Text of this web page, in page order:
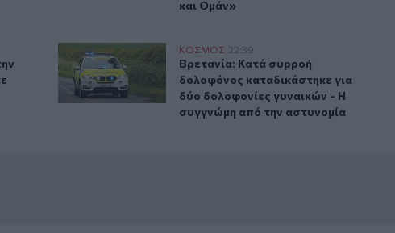
και Ομάν»
με μαχαίρι και τραυμάτισε δύο άτομα
Κύπρο: Μοναχός επιτέθηκε με μαχαίρι και τραυμάτισε δύο
Βρετανία: Κατά συρροή δολοφόνος καταδικάστηκε
ΚΟΣΜΟΣ 22:39
Βρετανία: Κατά συρροή δολοφόνος
Βρετανία: Κατά συρροή
δολοφόνος καταδικάστηκε για
δύο δολοφονίες γυναικών - Η
συγγνώμη από την αστυνομία